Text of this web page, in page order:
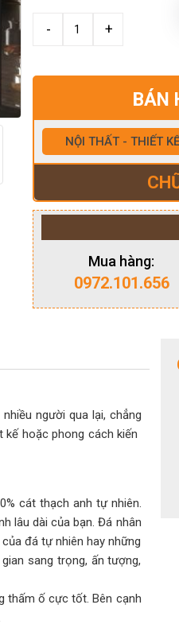
BÁN
NỘI THẤT - THIẾT KẾ
Mua hàng:
0972.101.656
người qua lại, chẳng
hoặc phong cách kiến
cát thạch anh tự nhiên.
lâu dài của bạn. Đá nhân
đá tự nhiên hay những
sang trọng, ấn tượng,
thấm ố cực tốt. Bên cạnh